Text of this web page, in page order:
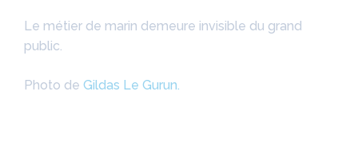
Le métier de marin demeure invisible du grand
public.
Photo de Gildas Le Gurun.